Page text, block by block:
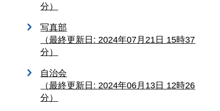
分）
写真部
（最終更新日: 2024年07月21日 15時37
分）
自治会
（最終更新日: 2024年06月13日 12時26
分）